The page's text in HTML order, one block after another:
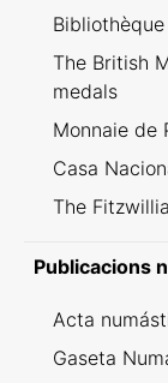
The British
medals
Monnaie de
Casa
The
Publicacions
Acta
Gaseta